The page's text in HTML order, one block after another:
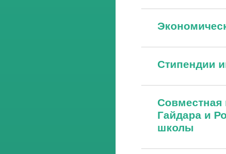
Стипендии
Гайдара и
школы